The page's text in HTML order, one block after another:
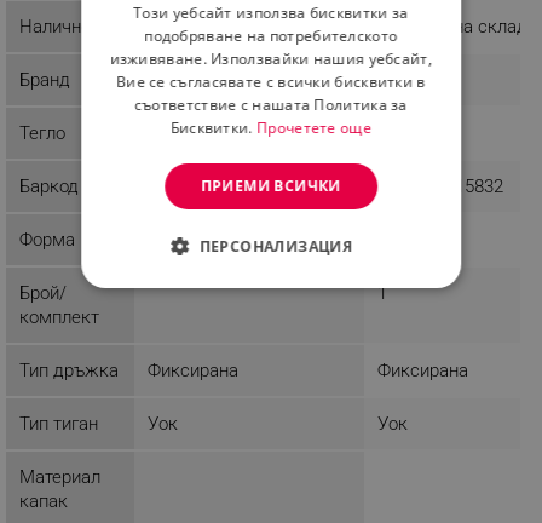
Наличност Последни бройки Налично на склад
Бранд Tasty Kinghoff
Тегло 1.06 kg
Баркод 5051126785178 5908287215832
Форма Кръгла
Брой/
комплект
1
Тип дръжка Фиксирана Фиксирана
Тип тиган Уок Уок
Материал
капак
ROMANIAN
Този уебсайт използва бисквитки за
подобряване на потребителското
изживяване. Използвайки нашия уебсайт,
Вие се съгласявате с всички бисквитки в
съответствие с нашата Политика за
Бисквитки. Прочетете още
ПРИЕМИ ВСИЧКИ
ПЕРСОНАЛИЗАЦИЯ
СТРОГО НЕОБХОДИМО